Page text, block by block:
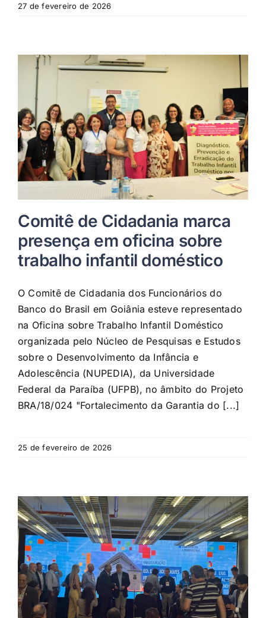
27 de fevereiro de 2026
Comitê de Cidadania marca
presença em oficina sobre
trabalho infantil doméstico
O Comitê de Cidadania dos Funcionários do
Banco do Brasil em Goiânia esteve representado
na Oficina sobre Trabalho Infantil Doméstico
organizada pelo Núcleo de Pesquisas e Estudos
sobre o Desenvolvimento da Infância e
Adolescência (NUPEDIA), da Universidade
Federal da Paraíba (UFPB), no âmbito do Projeto
BRA/18/024 "Fortalecimento da Garantia do [...]
25 de fevereiro de 2026